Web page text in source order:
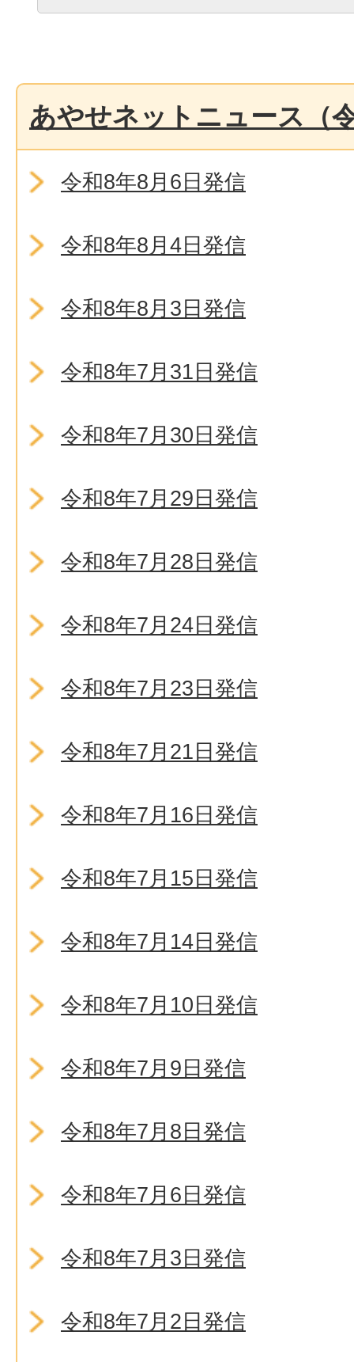
あやせネットニュース（
令和8年8月6日発信
令和8年8月4日発信
令和8年8月3日発信
令和8年7月31日発信
令和8年7月30日発信
令和8年7月29日発信
令和8年7月28日発信
令和8年7月24日発信
令和8年7月23日発信
令和8年7月21日発信
令和8年7月16日発信
令和8年7月15日発信
令和8年7月14日発信
令和8年7月10日発信
令和8年7月9日発信
令和8年7月8日発信
令和8年7月6日発信
令和8年7月3日発信
令和8年7月2日発信